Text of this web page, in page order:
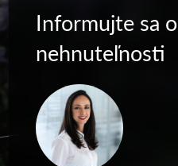
Informujte sa
nehnuteľnosti